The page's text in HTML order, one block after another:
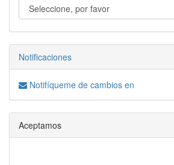
Notificaciones
Notifíqueme de cambios en
Aceptamos